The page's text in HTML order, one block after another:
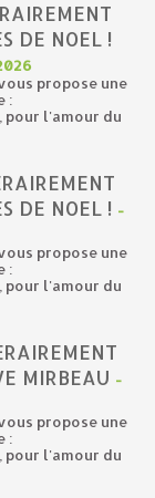
DE NOEL !
propose une
:
pour l'amour du
DE NOEL ! -
propose une
:
pour l'amour du
MIRBEAU -
propose une
:
pour l'amour du